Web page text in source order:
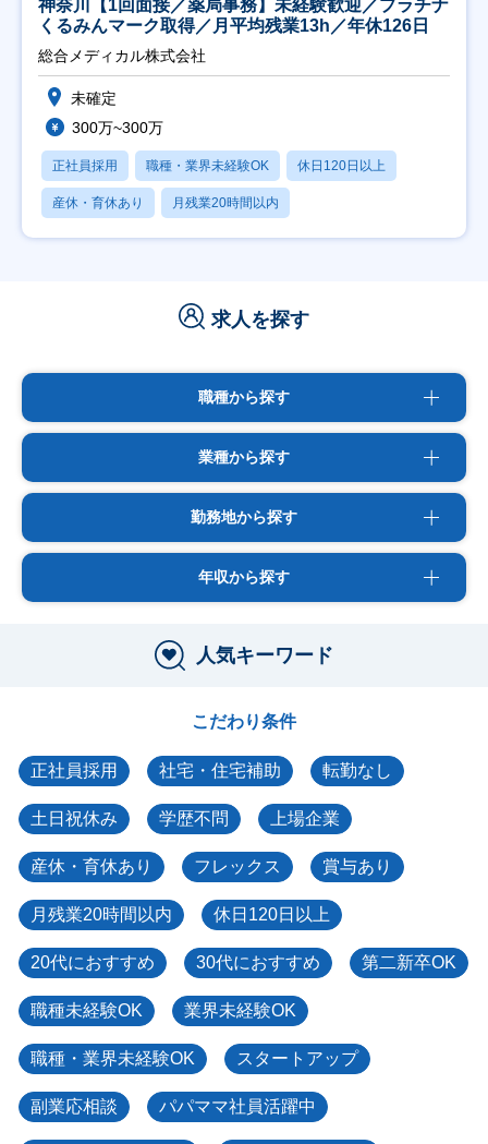
神奈川【1回面接／薬局事務】未経験歓迎／プラチナ
くるみんマーク取得／月平均残業13h／年休126日
総合メディカル株式会社
未確定
300万~300万
正社員採用 職種・業界未経験OK 休日120日以上
産休・育休あり 月残業20時間以内
求人を探す
職種から探す
業種から探す
勤務地から探す
年収から探す
人気キーワード
こだわり条件
正社員採用 社宅・住宅補助 転勤なし
土日祝休み 学歴不問 上場企業
産休・育休あり フレックス 賞与あり
月残業20時間以内 休日120日以上
20代におすすめ 30代におすすめ 第二新卒OK
職種未経験OK 業界未経験OK
職種・業界未経験OK スタートアップ
副業応相談 パパママ社員活躍中